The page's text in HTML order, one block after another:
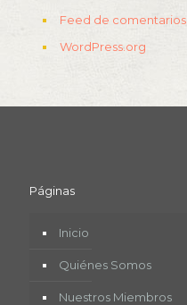
Feed de comentarios
WordPress.org
Páginas
Inicio
Quiénes Somos
Nuestros Miembros